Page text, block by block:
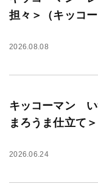
担々＞（キッコ
2026.08.08
キッコーマン
まろうま仕立て
2026.06.24